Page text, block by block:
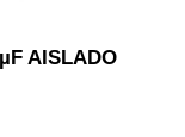
AISLADO